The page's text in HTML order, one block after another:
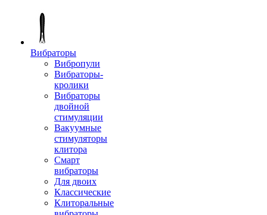
Вибраторы
Вибропули
Вибраторы-
кролики
Вибраторы
двойной
стимуляции
Вакуумные
стимуляторы
клитора
Смарт
вибраторы
Для двоих
Классические
Клиторальные